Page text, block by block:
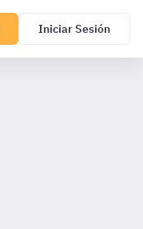
Iniciar Sesión